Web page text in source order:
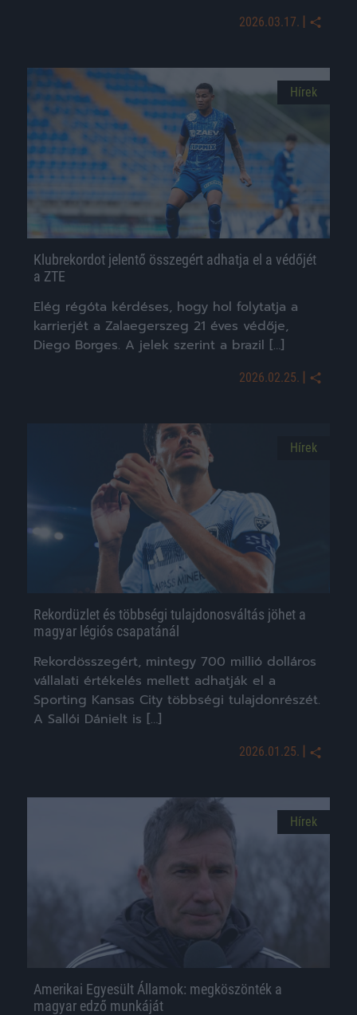
2026.03.17. |
Hírek
Klubrekordot jelentő összegért adhatja el a védőjét
a ZTE
Elég régóta kérdéses, hogy hol folytatja a
karrierjét a Zalaegerszeg 21 éves védője,
Diego Borges. A jelek szerint a brazil […]
2026.02.25. |
Hírek
Rekordüzlet és többségi tulajdonosváltás jöhet a
magyar légiós csapatánál
Rekordösszegért, mintegy 700 millió dolláros
vállalati értékelés mellett adhatják el a
Sporting Kansas City többségi tulajdonrészét.
A Sallói Dánielt is […]
2026.01.25. |
Hírek
Amerikai Egyesült Államok: megköszönték a
magyar edző munkáját